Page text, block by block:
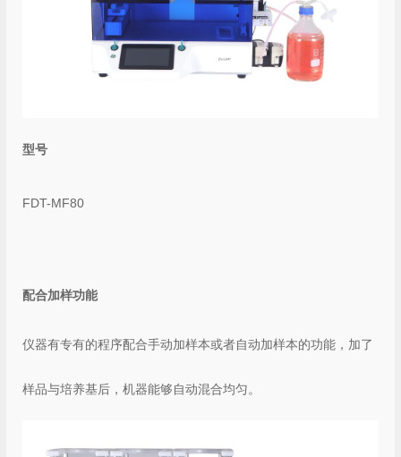
型号
FDT-MF80
配合加样功能
仪器有专有的程序配合手动加样本或者自动加样本的功能，加了
样品与培养基后，机器能够自动混合均匀。